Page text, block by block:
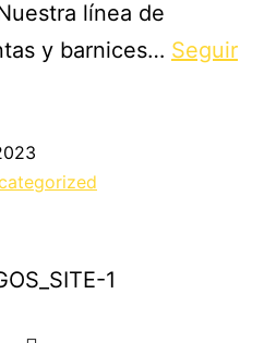
línea de
y barnices… Seguir